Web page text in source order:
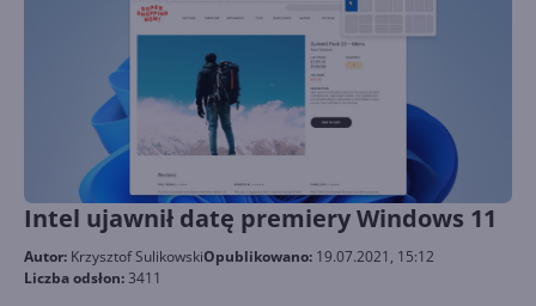
Intel ujawnił datę premiery Windows 11
Autor: Krzysztof SulikowskiOpublikowano: 19.07.2021, 15:12
Liczba odsłon:3411